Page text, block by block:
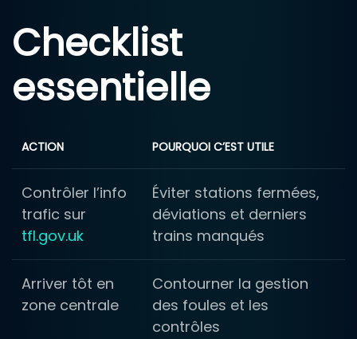
Checklist
essentielle
ACTION POURQUOI C’EST UTILE
Contrôler l’info
trafic sur
tfl.gov.uk
Éviter stations fermées,
déviations et derniers
trains manqués
Arriver tôt en
zone centrale
Contourner la gestion
des foules et les
contrôles